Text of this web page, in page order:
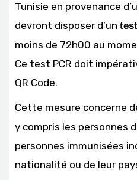
Tunisie en provenance
devront disposer d’un
moins de 72h00 au
Ce test PCR doit
QR Code.
Cette mesure concerne
y compris les personnes
personnes immunisées
nationalité ou de leur